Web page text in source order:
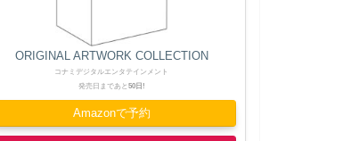
ORIGINAL ARTWORK COLLECTION
コナミデジタルエンタテインメント
発売日まであと 50日!
Amazonで予約